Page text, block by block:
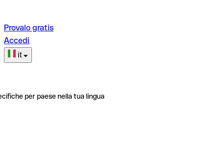
Provalo gratis
Accedi
it
per paese nella tua lingua